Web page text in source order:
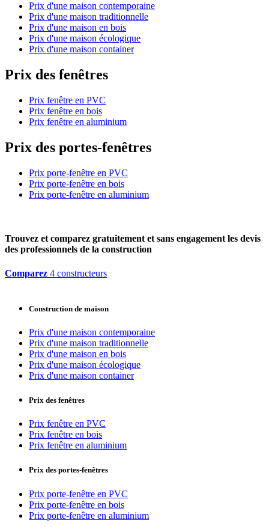
Prix d'une maison contemporaine
Prix d'une maison traditionnelle
Prix d'une maison en bois
Prix d'une maison écologique
Prix d'une maison container
Prix des fenêtres
Prix fenêtre en PVC
Prix fenêtre en bois
Prix fenêtre en aluminium
Prix des portes-fenêtres
Prix porte-fenêtre en PVC
Prix porte-fenêtre en bois
Prix porte-fenêtre en aluminium
Trouvez et comparez gratuitement et sans engagement les devis
des professionnels de la construction
Comparez 4 constructeurs
Construction de maison
Prix d'une maison contemporaine
Prix d'une maison traditionnelle
Prix d'une maison en bois
Prix d'une maison écologique
Prix d'une maison container
Prix des fenêtres
Prix fenêtre en PVC
Prix fenêtre en bois
Prix fenêtre en aluminium
Prix des portes-fenêtres
Prix porte-fenêtre en PVC
Prix porte-fenêtre en bois
Prix porte-fenêtre en aluminium